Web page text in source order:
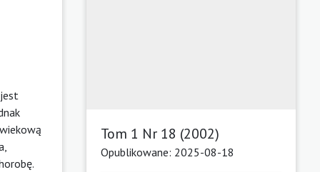
Tom 1 Nr 18 (2002)
Opublikowane: 2025-08-18